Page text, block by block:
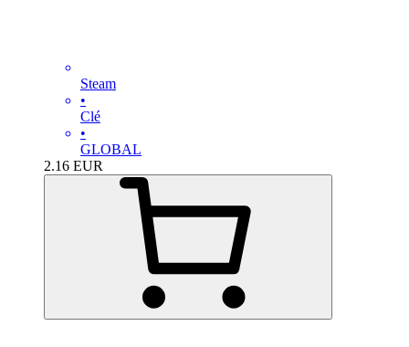
Steam
•
Clé
•
GLOBAL
2.16 EUR